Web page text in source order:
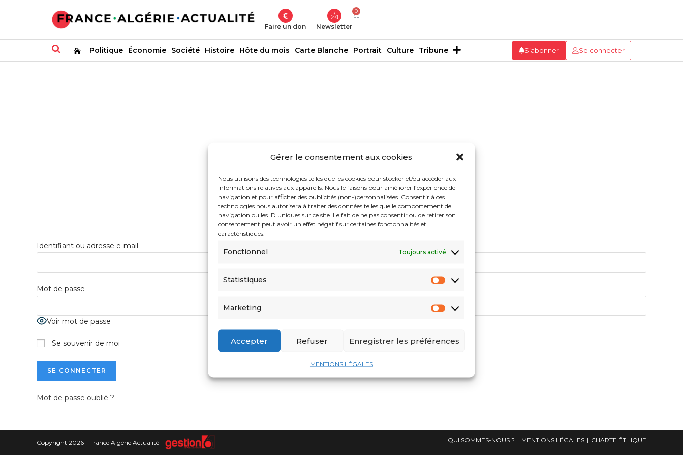
Gérer le consentement aux cookies
Nous utilisons des technologies telles que les cookies pour stocker et/ou accéder aux
informations relatives aux appareils. Nous le faisons pour améliorer l’expérience de
navigation et pour afficher des publicités (non-)personnalisées. Consentir à ces
technologies nous autorisera à traiter des données telles que le comportement de
navigation ou les ID uniques sur ce site. Le fait de ne pas consentir ou de retirer son
consentement peut avoir un effet négatif sur certaines fonctonnalités et
caractéristiques.
Fonctionnel Toujours activé
Statistiques
Marketing
Accepter Refuser Enregistrer les préférences
MENTIONS LÉGALES
Faire un don Newsletter
0
Politique Économie Société Histoire Hôte du mois Carte Blanche Portrait Culture Tribune S’abonner Se connecter
Identifiant ou adresse e-mail
Mot de passe
Voir mot de passe
Se souvenir de moi
Mot de passe oublié ?
QUI SOMMES-NOUS ? MENTIONS LÉGALES CHARTE ÉTHIQUE
Copyright 2026 - France Algérie Actualité -